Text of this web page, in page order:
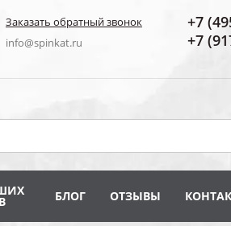
+7
+7
Заказать обратный звонок
info@spinkat.ru
БЛОГ ОТЗЫВЫ